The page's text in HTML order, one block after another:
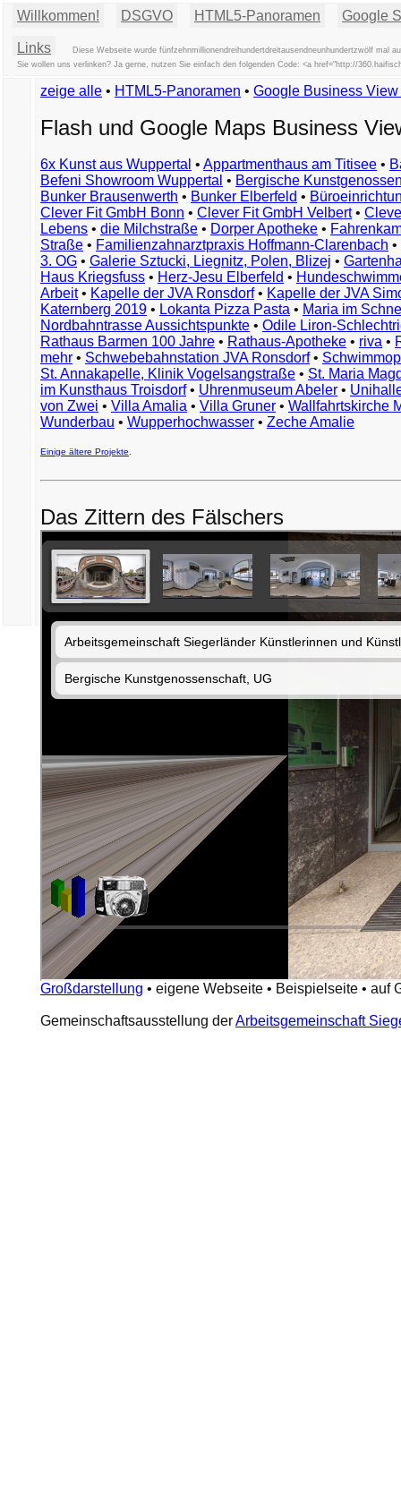
Willkommen! DSGVO HTML5-Panoramen Google
Links
Diese Webseite wurde fünfzehnmillionendreihundertdreitausendneunhundertzwölf mal
Sie wollen uns verlinken? Ja gerne, nutzen Sie einfach den folgenden Code: <a href="http://
zeige alle • HTML5-Panoramen • Google Business
Flash und Google Maps Business
6x Kunst aus Wuppertal • Appartmenthaus am Titisee •
Befeni Showroom Wuppertal • Bergische
Bunker Brausenwerth • Bunker Elberfeld •
Clever Fit GmbH Bonn • Clever Fit GmbH Velbert•
Lebens • die Milchstraße • Dorper Apotheke •
Straße • Familienzahnarztpraxis Hoffmann-Clarenbach •
3. OG • Galerie Sztucki, Liegnitz, Polen, Blizej •
Haus Kriegsfuss • Herz-Jesu Elberfeld •
Arbeit• Kapelle der JVA Ronsdorf• Kapelle der JVA
Katernberg 2019 • Lokanta Pizza Pasta • Maria im
Nordbahntrasse Aussichtspunkte • Odile Liron-
Rathaus Barmen 100 Jahre • Rathaus-Apotheke • riva •
mehr • Schwebebahnstation JVA Ronsdorf•
St. Annakapelle, Klinik Vogelsangstraße • St. Maria
im Kunsthaus Troisdorf• Uhrenmuseum Abeler •
von Zwei • Villa Amalia • Villa Gruner • Wallfahrtskirche
Wunderbau • Wupperhochwasser • Zeche Amalie
Einige ältere Projekte
Das Zittern des Fälschers
Großdarstellung • eigene Webseite • Beispielseite • auf
Gemeinschaftsausstellung derArbeitsgemeinschaft